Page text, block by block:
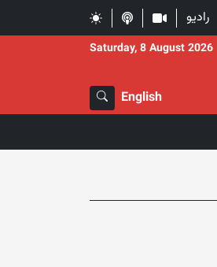
رادیو
Saturday, 8 August 2026
English